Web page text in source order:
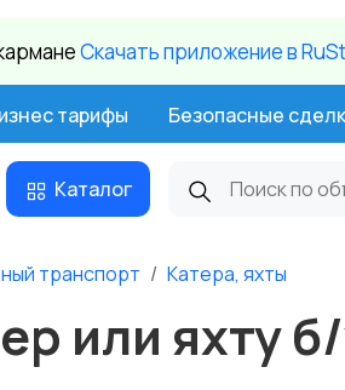
Cкачать приложение в
тарифы Безопасные
Каталог
транспорт Катера, яхты
или яхту